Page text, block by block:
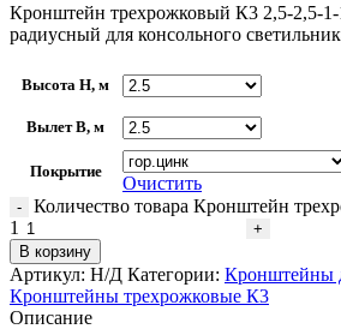
Кронштейн трехрожковый К3 2,5-2,5-1-
радиусный для консольного
Высота H, м
Вылет В, м
Покрытие
Очистить
Количество товара Кронштейн
1
В корзину
Артикул: Н/Д Категории: Кронштейны
Кронштейны трехрожковые К3
Описание